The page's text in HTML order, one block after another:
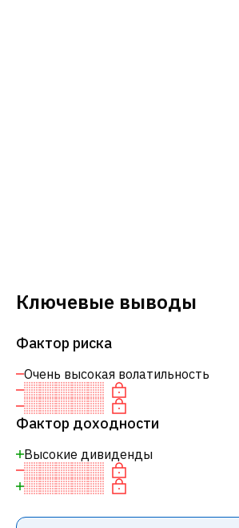
Ключевые выводы
Фактор риска
Очень высокая волатильность
Фактор доходности
Высокие дивиденды